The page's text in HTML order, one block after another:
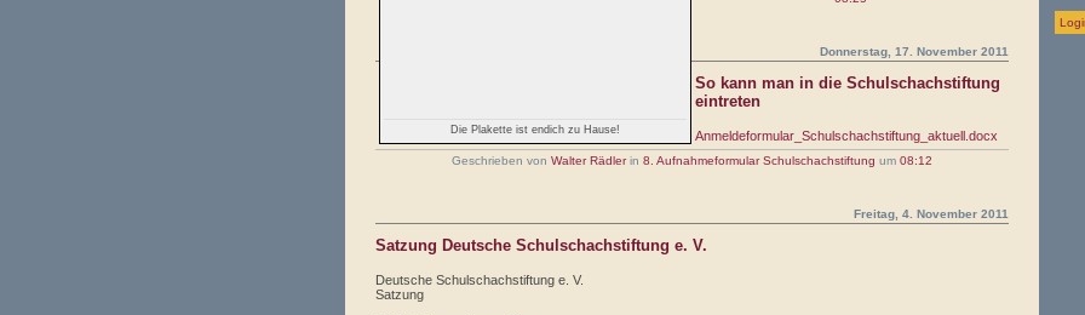
Die Plakette ist endich zu Hause!
Donnerstag, 17. November 2011
So kann man in die Schulschachstiftung
eintreten
Anmeldeformular_Schulschachstiftung_aktuell.docx
Geschrieben von Walter Rädlerin 8. Aufnahmeformular Schulschachstiftung um 08:12
Freitag, 4. November 2011
Satzung Deutsche Schulschachstiftung e. V.
Deutsche Schulschachstiftung e. V.
Satzung